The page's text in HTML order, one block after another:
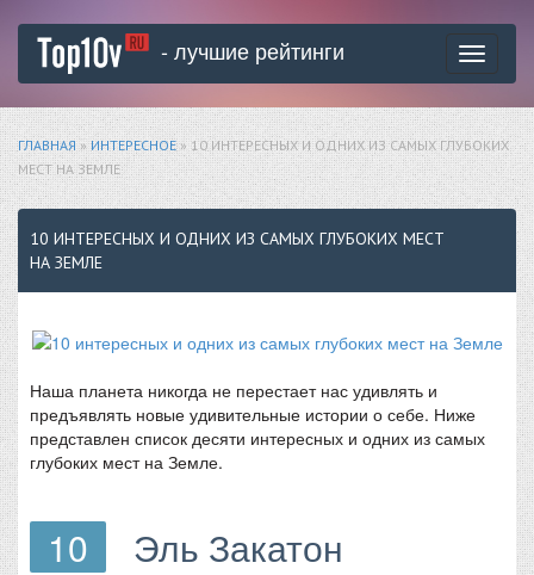
Toggle
- лучшие рейтинги
ГЛАВНАЯ »ИНТЕРЕСНОЕ» 10 ИНТЕРЕСНЫХ И ОДНИХ ИЗ САМЫХ ГЛУБОКИХ
МЕСТ НА ЗЕМЛЕ
10 ИНТЕРЕСНЫХ И ОДНИХ ИЗ САМЫХ ГЛУБОКИХ МЕСТ
НА ЗЕМЛЕ
Наша планета никогда не перестает нас удивлять и
предъявлять новые удивительные истории о себе. Ниже
представлен список десяти интересных и одних из самых
глубоких мест на Земле.
10 Эль Закатон